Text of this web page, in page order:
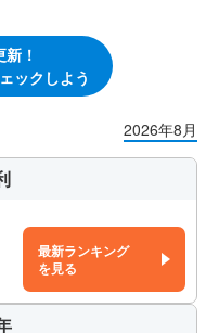
！
ックしよう
2026年8月
最新ランキング
を見る